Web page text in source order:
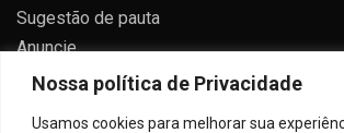
Nossa política de Privacidade
Usamos cookies para melhorar sua
Sugestão de pauta
Anuncie
Contato